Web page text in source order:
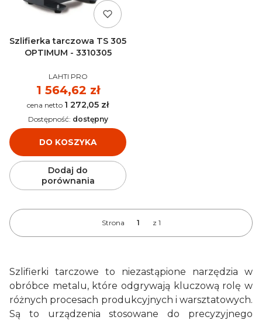
Szlifierka tarczowa TS 305
OPTIMUM - 3310305
PRODUCENT
LAHTI PRO
Cena
1 564,62 zł
Cena 1 272,05 zł
DO KOSZYKA
Dostępność: dostępny
Dodaj do
porównania
Strona z 1
Szlifierki tarczowe to niezastąpione narzędzia w
obróbce metalu, które odgrywają kluczową rolę w
różnych procesach produkcyjnych i warsztatowych.
Są to urządzenia stosowane do precyzyjnego